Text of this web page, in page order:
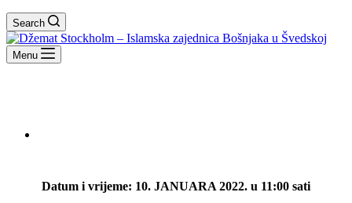
Search
Menu
Datum i vrijeme: 10. JANUARA 2022. u 11:00 sati